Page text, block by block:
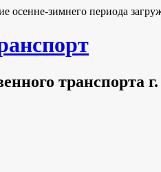
осенне-зимнего периода
транспорта